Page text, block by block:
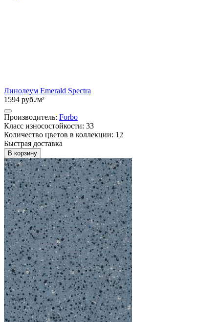
Линолеум Emerald Spectra
1594 руб./м²
Производитель: Forbo
Класс износостойкости: 33
Количество цветов в коллекции: 12
Быстрая доставка
В корзину